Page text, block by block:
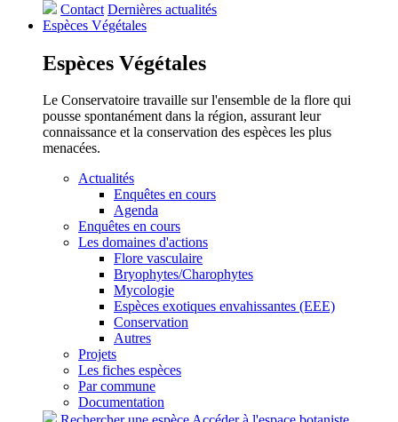
Contact Dernières actualités
Espèces Végétales
Espèces Végétales
Le Conservatoire travaille sur l'ensemble de la flore qui
pousse spontanément dans la région, assurant leur
connaissance et la conservation des espèces les plus
menacées.
Actualités
Enquêtes en cours
Agenda
Enquêtes en cours
Les domaines d'actions
Flore vasculaire
Bryophytes/Charophytes
Mycologie
Espèces exotiques envahissantes (EEE)
Conservation
Autres
Projets
Les fiches espèces
Par commune
Documentation